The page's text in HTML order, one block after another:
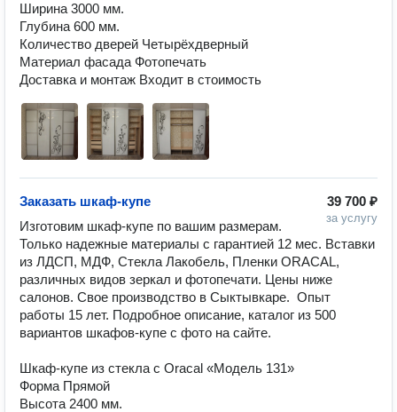
Ширина 3000 мм.
Глубина 600 мм.
Количество дверей Четырёхдверный
Материал фасада Фотопечать
Доставка и монтаж Входит в стоимость
39 700 ₽
за услугу
Заказать шкаф-купе
Изготовим шкаф-купе по вашим размерам.
Только надежные материалы с гарантией 12 мес. Вставки
из ЛДСП, МДФ, Стекла Лакобель, Пленки ORACAL,
различных видов зеркал и фотопечати. Цены ниже
салонов. Свое производство в Сыктывкаре.  Опыт
работы 15 лет. Подробное описание, каталог из 500
вариантов шкафов-купе с фото на сайте.
Шкаф-купе из стекла с Oracal «Модель 131»
Форма Прямой
Высота 2400 мм.